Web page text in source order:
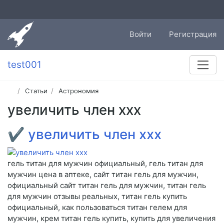
Войти Регистрация
test001
Статьи Астрономия
увеличить член ххх
✔ увеличить член ххх
гель титан для мужчин официальный, гель титан для
мужчин цена в аптеке, сайт титан гель для мужчин,
официальный сайт титан гель для мужчин, титан гель
для мужчин отзывы реальных, титан гель купить
официальный, как пользоваться титан гелем для
мужчин, крем титан гель купить, купить для увеличения